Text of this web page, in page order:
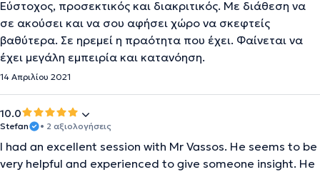
Εύστοχος, προσεκτικός και διακριτικός. Με διάθεση να
σε ακούσει και να σου αφήσει χώρο να σκεφτείς
βαθύτερα. Σε ηρεμεί η πραότητα που έχει. Φαίνεται να
έχει μεγάλη εμπειρία και κατανόηση.
14 Απριλίου 2021
10.0
Stefan • 2 αξιολογήσεις
I had an excellent session with Mr Vassos. He seems to be
very helpful and experienced to give someone insight. He